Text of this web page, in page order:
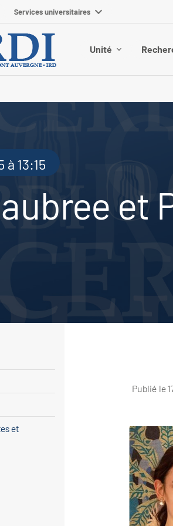
Services universitaires
Unité
à 13:15
et
Publié le
et